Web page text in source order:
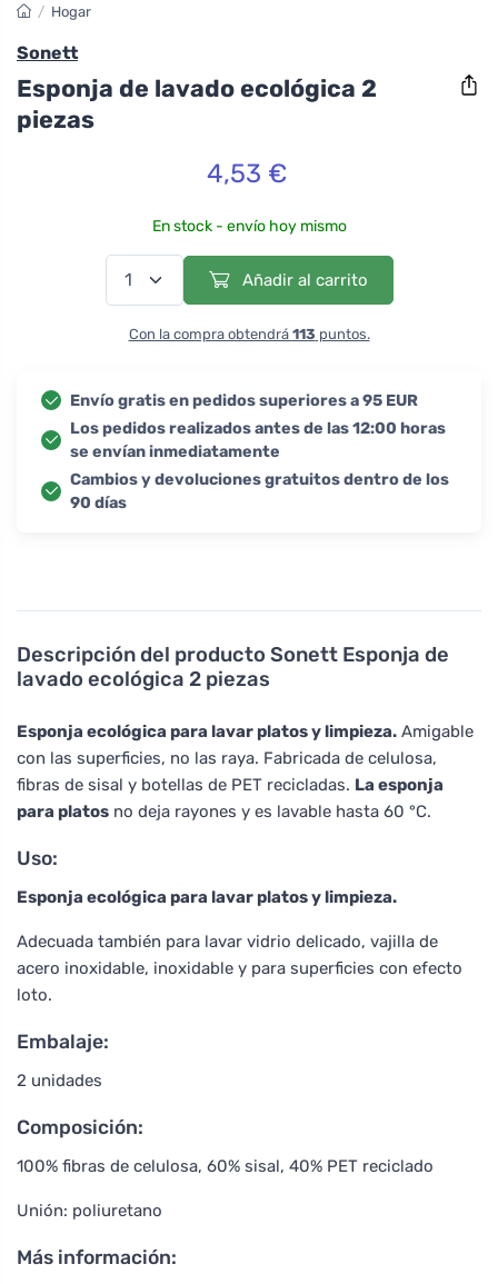
Descripción del producto Sonett Esponja de
lavado ecológica 2 piezas
Esponja ecológica para lavar platos y limpieza. Amigable
con las superficies, no las raya. Fabricada de celulosa,
fibras de sisal y botellas de PET recicladas. La esponja
para platos no deja rayones y es lavable hasta 60 °C.
Uso:
Esponja ecológica para lavar platos y limpieza.
Adecuada también para lavar vidrio delicado, vajilla de
acero inoxidable, inoxidable y para superficies con efecto
loto.
Embalaje:
2 unidades
Composición:
100% fibras de celulosa, 60% sisal, 40% PET reciclado
Unión: poliuretano
Más información:
/ Hogar
Sonett
Esponja de lavado ecológica 2
piezas
4,53 €
En stock - envío hoy mismo
Añadir al carrito
Con la compra obtendrá 113 puntos.
Envío gratis en pedidos superiores a 95 EUR
Los pedidos realizados antes de las 12:00 horas
se envían inmediatamente
Cambios y devoluciones gratuitos dentro de los
90 días